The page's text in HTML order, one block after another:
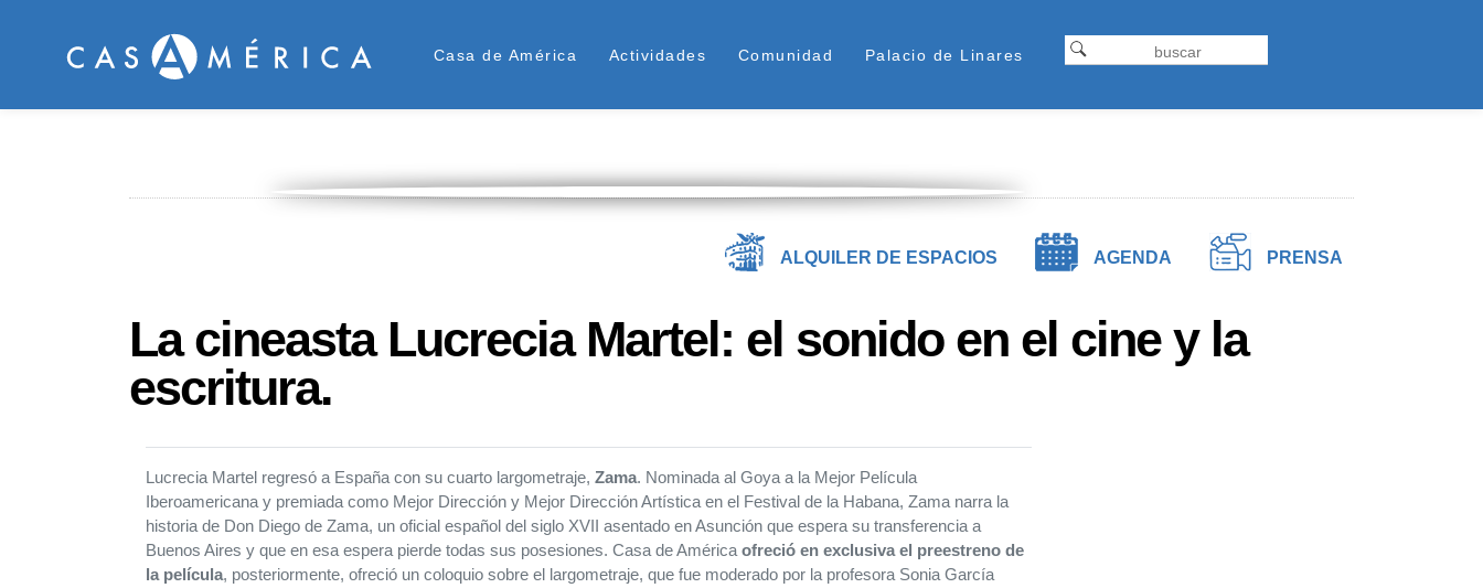
Menú Superior
Casa de América Actividades Comunidad Palacio de Linares Formulariodebusqueda
Buscar
ALQUILER DE ESPACIOS AGENDA PRENSA
La cineasta Lucrecia Martel: el sonido en el cine y la
escritura.
Lucrecia Martel regresó a España con su cuarto largometraje, Zama. Nominada al Goya a la Mejor Película
Iberoamericana y premiada como Mejor Dirección y Mejor Dirección Artística en el Festival de la Habana, Zama narra la
historia de Don Diego de Zama, un oficial español del siglo XVII asentado en Asunción que espera su transferencia a
Buenos Aires y que en esa espera pierde todas sus posesiones. Casa de América ofreció en exclusiva el preestreno de
la película, posteriormente, ofreció un coloquio sobre el largometraje, que fue moderado por la profesora Sonia García